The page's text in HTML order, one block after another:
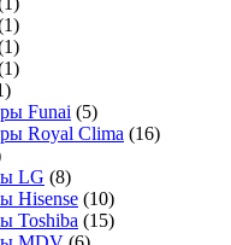
Funai (5)
Royal Clima (16)
LG (8)
Hisense (10)
Toshiba (15)